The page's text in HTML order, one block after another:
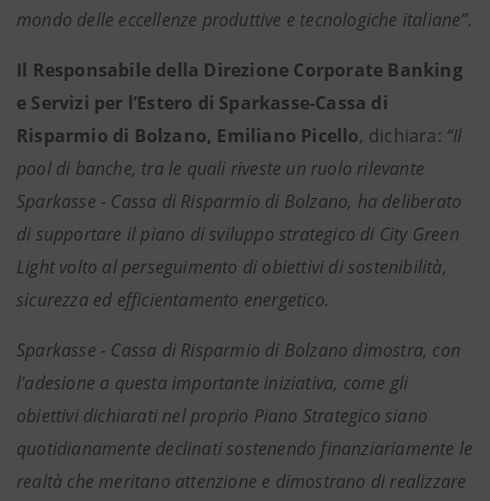
mondo delle eccellenze produttive e tecnologiche italiane”.
Il Responsabile della Direzione Corporate Banking
e Servizi per l’Estero di Sparkasse-Cassa di
Risparmio di Bolzano, Emiliano Picello, dichiara: “Il
pool di banche, tra le quali riveste un ruolo rilevante
Sparkasse - Cassa di Risparmio di Bolzano, ha deliberato
di supportare il piano di sviluppo strategico di City Green
Light volto al perseguimento di obiettivi di sostenibilità,
sicurezza ed efficientamento energetico.
Sparkasse - Cassa di Risparmio di Bolzano dimostra, con
l'adesione a questa importante iniziativa, come gli
obiettivi dichiarati nel proprio Piano Strategico siano
quotidianamente declinati sostenendo finanziariamente le
realtà che meritano attenzione e dimostrano di realizzare